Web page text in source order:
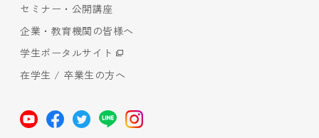
セミナー・公開講座
企業・教育機関の皆様へ
学生ポータルサイト
在学生 / 卒業生の方へ